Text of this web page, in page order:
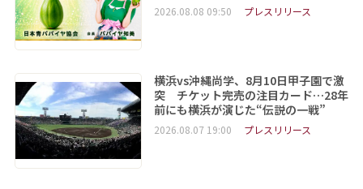
2026.08.08 09:50 プレスリリース
横浜vs沖縄尚学、8月10日甲子園で激
突 チケット完売の注目カード…28年
前にも横浜が演じた“伝説の一戦”
2026.08.07 19:00 プレスリリース